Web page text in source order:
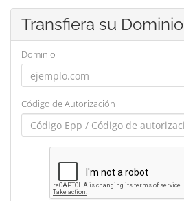
Transfiera su Dominio
Dominio
Código de Autorización